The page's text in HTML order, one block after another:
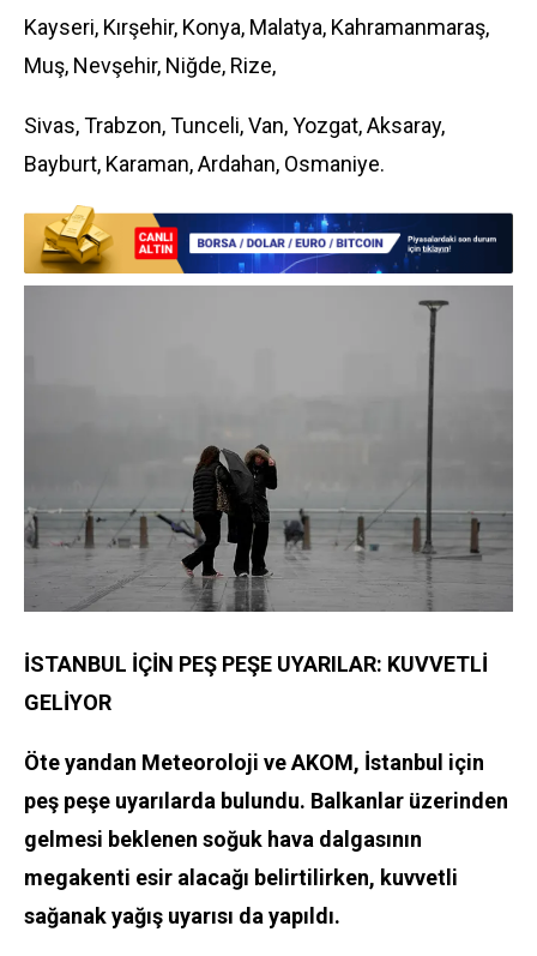
Kayseri, Kırşehir, Konya, Malatya, Kahramanmaraş,
Muş, Nevşehir, Niğde, Rize,
Sivas, Trabzon, Tunceli, Van, Yozgat, Aksaray,
Bayburt, Karaman, Ardahan, Osmaniye.
İSTANBUL İÇİN PEŞ PEŞE UYARILAR: KUVVETLİ
GELİYOR
Öte yandan Meteoroloji ve AKOM, İstanbul için
peş peşe uyarılarda bulundu. Balkanlar üzerinden
gelmesi beklenen soğuk hava dalgasının
megakenti esir alacağı belirtilirken, kuvvetli
sağanak yağış uyarısı da yapıldı.